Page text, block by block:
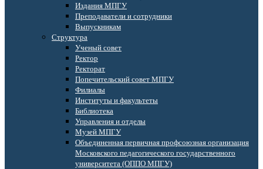
Издания МПГУ
Преподаватели и сотрудники
Выпускникам
Структура
Ученый совет
Ректор
Ректорат
Попечительский совет МПГУ
Филиалы
Институты и факультеты
Библиотека
Управления и отделы
Музей МПГУ
Объединенная первичная профсоюзная организация
Московского педагогического государственного
университета (ОППО МПГУ)